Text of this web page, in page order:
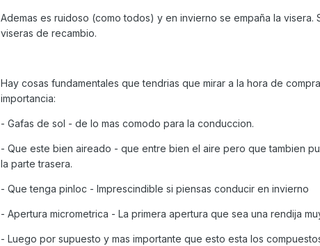
Ademas es ruidoso (como todos) y en invierno se empaña la
viseras de recambio.
Hay cosas fundamentales que tendrias que mirar a la hora de
importancia:
- Gafas de sol - de lo mas comodo para la conduccion.
- Que este bien aireado - que entre bien el aire pero que tambien
la parte trasera.
- Que tenga pinloc - Imprescindible si piensas conducir en invierno
- Apertura micrometrica - La primera apertura que sea una rendija
- Luego por supuesto y mas importante que esto esta los